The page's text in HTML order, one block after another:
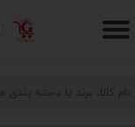
حساب کاربری من